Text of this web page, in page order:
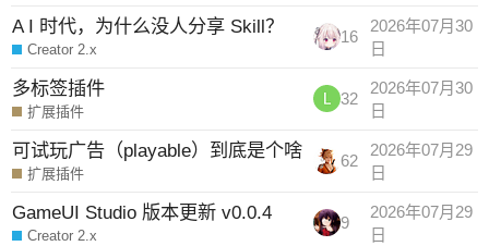
A I 时代，为什么没人分享 Skill？
Creator 2.x
16
2026年07月30
日
多标签插件
扩展插件
32
2026年07月30
日
可试玩广告（playable）到底是个啥
扩展插件
62
2026年07月29
日
GameUI Studio 版本更新 v0.0.4
Creator 2.x
9
2026年07月29
日